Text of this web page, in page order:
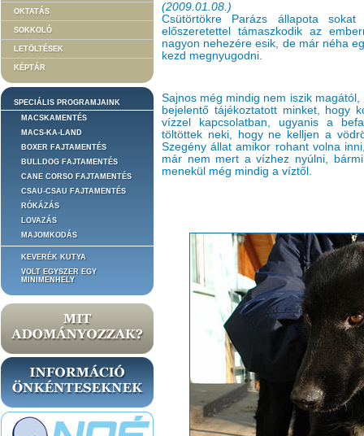
OKTATÁS
SOKKOLÓ
LETÖLTÉSEK
KÉPTÁR
SPECIÁLIS PROGRAMJAINK
MACSKAMENTÉS
MACS-KA-LAND
BOXER FAJTAMENTÉS
BULLDOG FAJTAMENTÉS
CANE CORSO FAJTAMENTÉS
CSAU-CSAU FAJTAMENTÉS
RÓKÁZÁS
LOVAZÁS
MAJOMKODÁS
KEVERÉK KUTYA
VOLT EGYSZER EGY
MINIMENHELY
(2009.01.08.)
Csütörtökre Parázs állapota
előszeretettel támaszkodik az
nagyon nehezére esik, de már néha
kezd megnyugodni.
Sajnos még mindig nem iszik
bejelentő tájékoztatott minket, hogy
vízzel kapcsolatban, ugyanis a
töltöttek neki, hogy ne kelljen a
Szegény állat amikor rohant volna
már nem mert a vízhez nyúlni,
menekül még mindig a víztől.